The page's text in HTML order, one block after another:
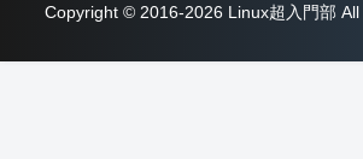
Copyright © 2016-2026 Linux超入門部 All